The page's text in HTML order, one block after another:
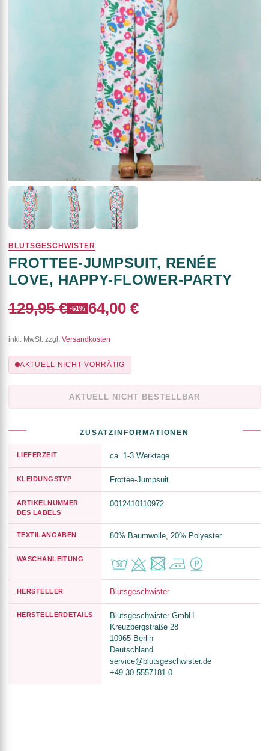
BLUTSGESCHWISTER
FROTTEE-JUMPSUIT, RENÉE
LOVE, HAPPY-FLOWER-PARTY
129,95 € -51% 64,00 €
inkl. MwSt. zzgl. Versandkosten
AKTUELL NICHT VORRÄTIG
AKTUELL NICHT BESTELLBAR
ZUSATZINFORMATIONEN
LIEFERZEIT ca. 1-3 Werktage
KLEIDUNGSTYP Frottee-Jumpsuit
ARTIKELNUMMER
DES LABELS
0012410110972
TEXTILANGABEN 80% Baumwolle, 20% Polyester
WASCHANLEITUNG
HERSTELLER Blutsgeschwister
HERSTELLERDETAILS
Blutsgeschwister GmbH
Kreuzbergstraße 28
10965 Berlin
Deutschland
service@blutsgeschwister.de
+49 30 5557181-0